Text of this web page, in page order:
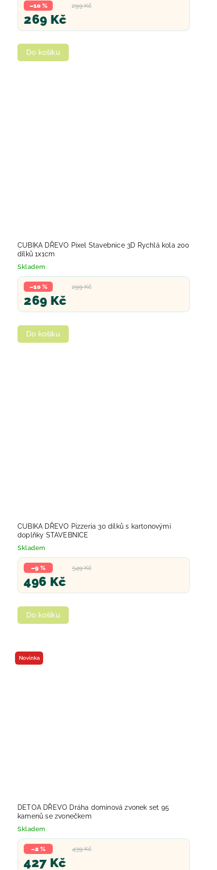
299 Kč
–10 %
269 Kč
Do košíku
CUBIKA DŘEVO Pixel Stavebnice 3D Rychlá kola 200
dílků 1x1cm
Skladem
299 Kč
–10 %
269 Kč
Do košíku
CUBIKA DŘEVO Pizzeria 30 dílků s kartonovými
doplňky STAVEBNICE
Skladem
549 Kč
–9 %
496 Kč
Do košíku
Novinka
DETOA DŘEVO Dráha dominová zvonek set 95
kamenů se zvonečkem
Skladem
439 Kč
–2 %
427 Kč